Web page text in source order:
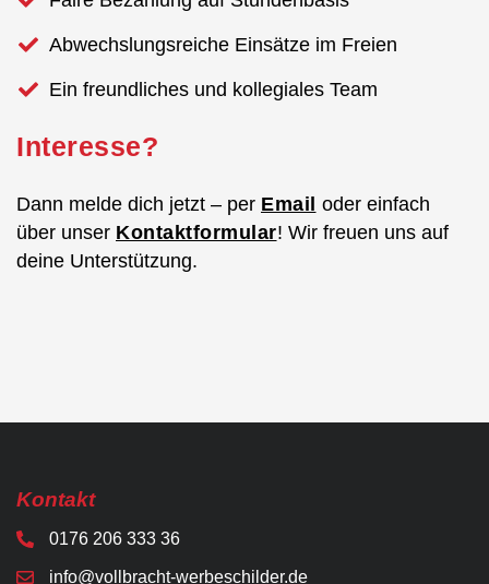
Abwechslungsreiche Einsätze im Freien
Ein freundliches und kollegiales Team
Interesse?
Dann melde dich jetzt – per Email oder einfach
über unser Kontaktformular! Wir freuen uns auf
deine Unterstützung.
Kontakt
0176 206 333 36
info@vollbracht-werbeschilder.de